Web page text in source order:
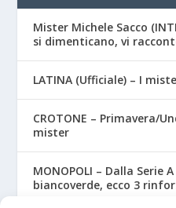
Mister Michele Sacco
si dimenticano, vi
LATINA (Ufficiale) – I
CROTONE – Primavera/
mister
MONOPOLI – Dalla Serie
biancoverde, ecco 3